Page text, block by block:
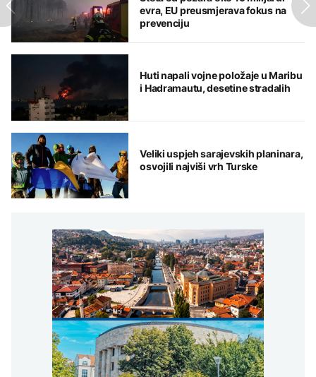
evra, EU preusmjerava fokus na
prevenciju
Huti napali vojne položaje u Maribu
i Hadramautu, desetine stradalih
Veliki uspjeh sarajevskih planinara,
osvojili najviši vrh Turske